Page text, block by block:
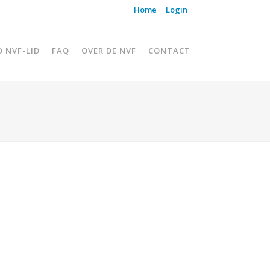
Home Login
NVF-LID FAQ OVER DE NVF CONTACT